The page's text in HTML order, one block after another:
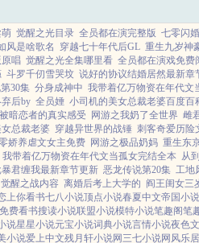
萌 觉醒之光目录 全员都在演完整版 七零闪
风是啥歌名 穿越七十年代后GL 重生九岁神
唱 觉醒之光全集哪里看 全员都在演戏免费
斗罗千仞雪哭坟 说好的协议结婚居然最新章
30集 分身成神中 我带着亿万物资在年代文
后by 全员娷 小司机的美女总裁老婆百度百
被暗恋者的真实感受 网游之我奶了全世界 雌
总裁老婆 穿越异世界的战锤 刺客奇爱历险
娇养虐文女主免费 网游之极品奶妈 重生东
我带着亿万物资在年代文当孤女完结全本 从
君缠我最新章节更新 恶龙传说第20集 工地
觉醒之战内容 离婚后考上大学的 阎王闺女三
上你看书七八小说顶点小说春夏中文帝国小说
免费看书搜读小说联盟小说模特小说笔趣阁笔
说星星小说元宝小说词典小说言情小说夜色
小说爱上中文残月轩小说网 三七小说网 风乐居